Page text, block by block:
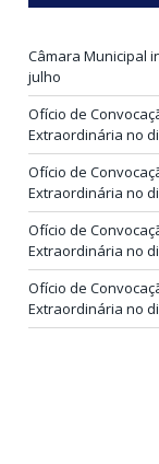
Câmara Municipal
julho
Ofício de
Extraordinária no
Ofício de
Extraordinária no
Ofício de
Extraordinária no
Ofício de
Extraordinária no